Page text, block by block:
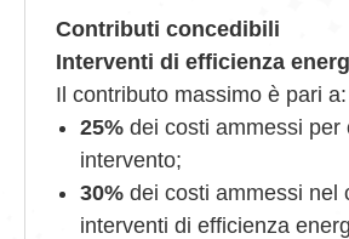
Contributi concedibili
Interventi di efficienza
Il contributo massimo è pari a:
25% dei costi ammessi per
intervento;
30% dei costi ammessi nel
interventi di efficienza